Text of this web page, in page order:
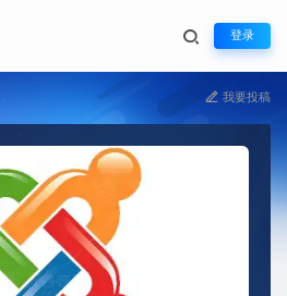
登录
我要投稿